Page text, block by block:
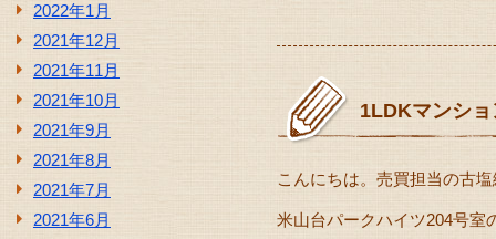
2022年1月
2021年12月
2021年11月
2021年10月
2021年9月
2021年8月
2021年7月
2021年6月
1LDKマンシ
こんにちは。売買担当の古
米山台パークハイツ204号室